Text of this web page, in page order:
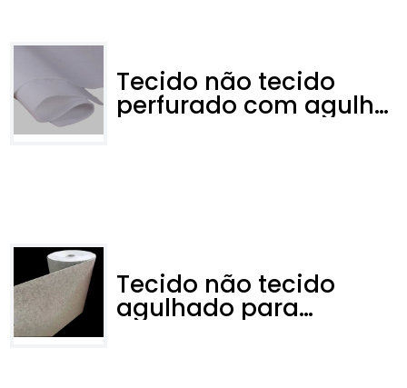
Tecido não tecido
perfurado com agulha
Tecido não tecido
agulhado para
filtração